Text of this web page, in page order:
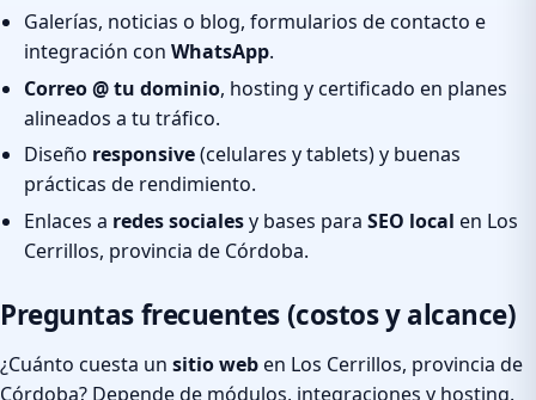
Galerías, noticias o blog, formularios de contacto e
integración con WhatsApp.
Correo @ tu dominio, hosting y certificado en planes
alineados a tu tráfico.
Diseño responsive(celulares y tablets) y buenas
prácticas de rendimiento.
Enlaces a redes socialesy bases para SEO local en Los
Cerrillos, provincia de Córdoba.
Preguntas frecuentes (costos y alcance)
¿Cuánto cuesta un sitio weben Los Cerrillos, provincia de
Córdoba? Depende de módulos, integraciones y hosting.